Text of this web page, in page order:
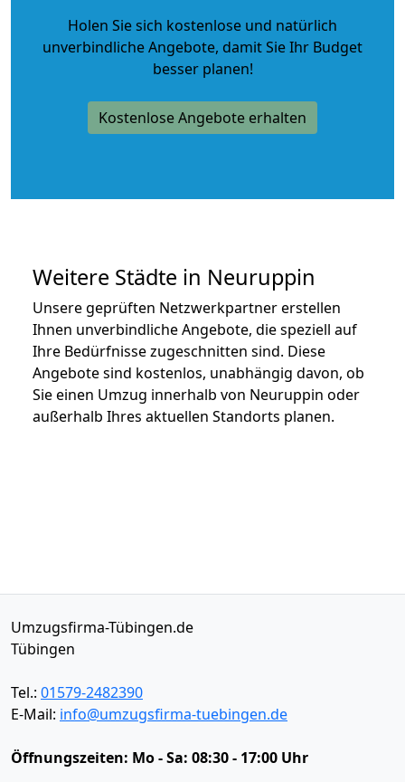
Holen Sie sich kostenlose und natürlich
unverbindliche Angebote, damit Sie Ihr Budget
besser planen!
Kostenlose Angebote erhalten
Weitere Städte in Neuruppin
Unsere geprüften Netzwerkpartner erstellen
Ihnen unverbindliche Angebote, die speziell auf
Ihre Bedürfnisse zugeschnitten sind. Diese
Angebote sind kostenlos, unabhängig davon, ob
Sie einen Umzug innerhalb von Neuruppin oder
außerhalb Ihres aktuellen Standorts planen.
Umzugsfirma-Tübingen.de
Tübingen
Tel.: 01579-2482390
E-Mail: info@umzugsfirma-tuebingen.de
Öffnungszeiten: Mo - Sa: 08:30 - 17:00 Uhr